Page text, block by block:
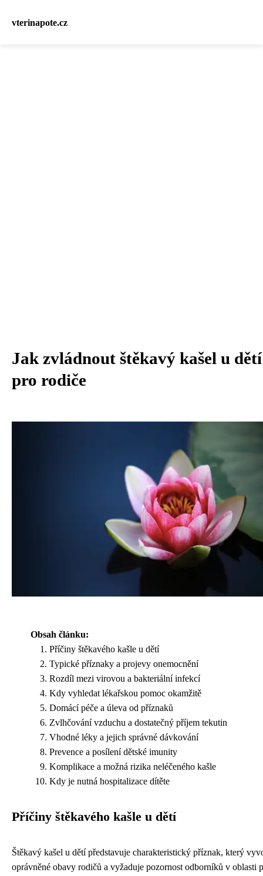
vterinapote.cz
Jak zvládnout štěkavý kašel u
pro rodiče
Obsah článku:
Příčiny štěkavého kašle u dětí
Typické příznaky a projevy onemocnění
Rozdíl mezi virovou a bakteriální infekcí
Kdy vyhledat lékařskou pomoc okamžitě
Domácí péče a úleva od příznaků
Zvlhčování vzduchu a dostatečný příjem tekutin
Vhodné léky a jejich správné dávkování
Prevence a posílení dětské imunity
Komplikace a možná rizika neléčeného kašle
Kdy je nutná hospitalizace dítěte
Příčiny štěkavého kašle u dětí
Štěkavý kašel u dětí představuje charakteristický příznak, který
oprávněné obavy rodičů a vyžaduje pozornost odborníků v oblasti